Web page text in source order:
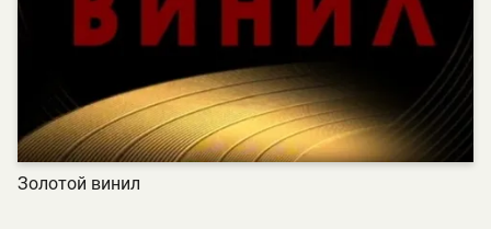
Золотой винил